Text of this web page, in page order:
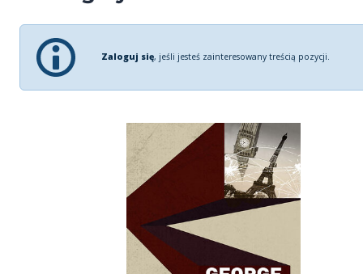
Zaloguj się, jeśli jesteś zainteresowany treścią pozycji.